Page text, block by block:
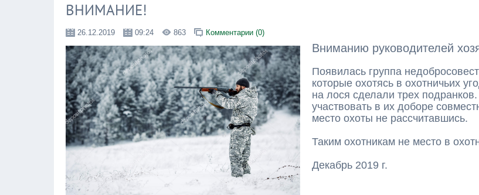
ВНИМАНИЕ!
26.12.2019 09:24 863 Комментарии (0)
Вниманию руководителей
Появилась группа
которые охотясь в охотничьих
на лося сделали трех
участвовать в их доборе
место охоты не рассчитавшись.
Таким охотникам не место в
Декабрь 2019 г.